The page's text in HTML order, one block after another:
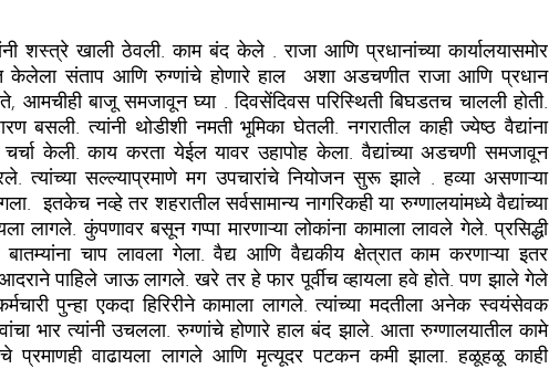
शस्त्रे खाली ठेवली. काम बंद केले . राजा आणि प्रधानांच्या कार्यालयासमोर
केलेला संताप आणि रुग्णांचे होणारे हाल  अशा अडचणीत राजा आणि प्रधान
आमचीही बाजू समजावून घ्या . दिवसेंदिवस परिस्थिती बिघडतच चालली होती.
बसली. त्यांनी थोडीशी नमती भूमिका घेतली. नगरातील काही ज्येष्ठ वैद्यांना
चर्चा केली. काय करता येईल यावर उहापोह केला. वैद्यांच्या अडचणी समजावून
त्यांच्या सल्ल्याप्रमाणे मग उपचारांचे नियोजन सुरू झाले . हव्या असणाऱ्या
इतकेच नव्हे तर शहरातील सर्वसामान्य नागरिकही या रुग्णालयांमध्ये वैद्यांच्या
लागले. कुंपणावर बसून गप्पा मारणाऱ्या लोकांना कामाला लावले गेले. प्रसिद्धी
बातम्यांना चाप लावला गेला. वैद्य आणि वैद्यकीय क्षेत्रात काम करणाऱ्या इतर
पाहिले जाऊ लागले. खरे तर हे फार पूर्वीच व्हायला हवे होते. पण झाले गेले
पुन्हा एकदा हिरिरीने कामाला लागले. त्यांच्या मदतीला अनेक स्वयंसेवक
भार त्यांनी उचलला. रुग्णांचे होणारे हाल बंद झाले. आता रुग्णालयातील कामे
प्रमाणही वाढायला लागले आणि मृत्यूदर पटकन कमी झाला. हळूहळू काही